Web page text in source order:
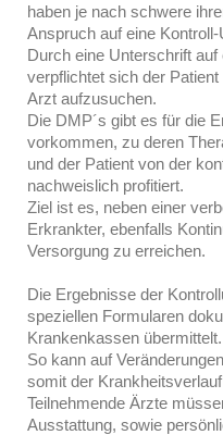
haben je nach schwere
Anspruch auf eine
Durch eine Unterschrift
verpflichtet sich der
Arzt aufzusuchen.
Die DMP´s gibt es für die
vorkommen, zu deren
und der Patient von der
nachweislich profitiert.
Ziel ist es, neben einer
Erkrankter, ebenfalls
Versorgung zu erreichen.
Die Ergebnisse der
speziellen Formularen
Krankenkassen übermittelt.
So kann auf
somit der
Teilnehmende Ärzte
Ausstattung, sowie